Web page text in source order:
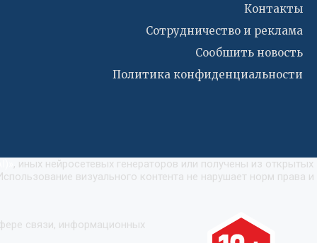
Контакты
Сотрудничество и реклама
Сообшить новость
Политика конфиденциальности
, иных нейросетевых генераторов или получены из открытых
визуального контента не нарушает норм права и
связи, информационных